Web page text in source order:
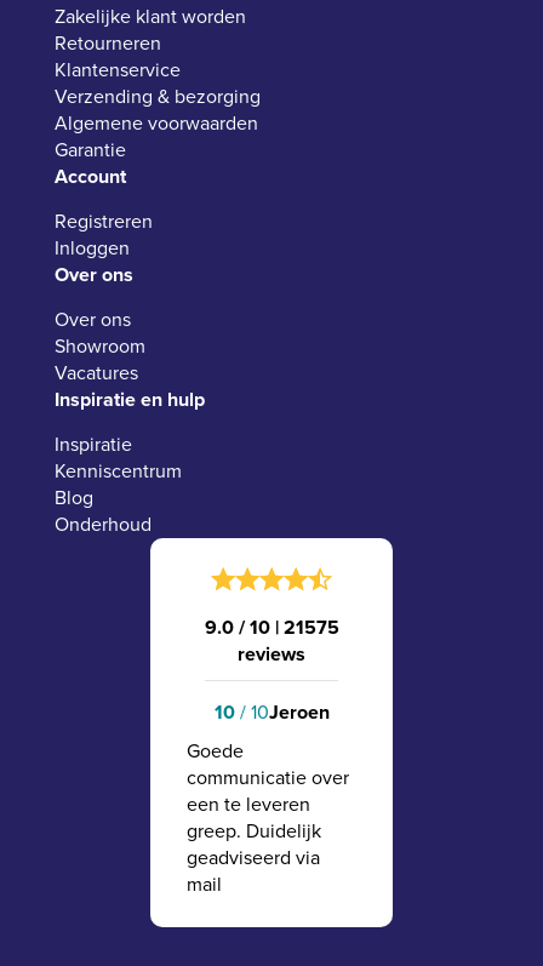
Zakelijke klant worden
Retourneren
Klantenservice
Verzending & bezorging
Algemene voorwaarden
Garantie
Account
Registreren
Inloggen
Over ons
Over ons
Showroom
Vacatures
Inspiratie en hulp
Inspiratie
Kenniscentrum
Blog
Onderhoud
9.0 / 10 |21575
reviews
10/ 10Jeroen
Goede
communicatie over
een te leveren
greep. Duidelijk
geadviseerd via
mail